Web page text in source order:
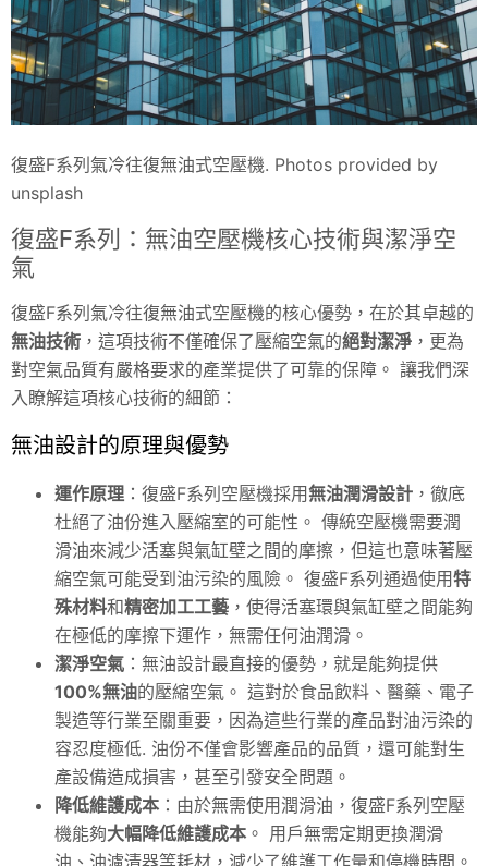
復盛F系列氣冷往復無油式空壓機. Photos provided by
unsplash
復盛F系列：無油空壓機核心技術與潔淨空
氣
復盛F系列氣冷往復無油式空壓機的核心優勢，在於其卓越的
無油技術 ，這項技術不僅確保了壓縮空氣的絕對潔淨 ，更為
對空氣品質有嚴格要求的產業提供了可靠的保障。 讓我們深
入瞭解這項核心技術的細節：
無油設計的原理與優勢
運作原理 ：復盛F系列空壓機採用無油潤滑設計 ，徹底
杜絕了油份進入壓縮室的可能性。 傳統空壓機需要潤
滑油來減少活塞與氣缸壁之間的摩擦，但這也意味著壓
縮空氣可能受到油污染的風險。 復盛F系列通過使用特
殊材料和精密加工工藝 ，使得活塞環與氣缸壁之間能夠
在極低的摩擦下運作，無需任何油潤滑。
潔淨空氣 ：無油設計最直接的優勢，就是能夠提供
100%無油的壓縮空氣。 這對於食品飲料、醫藥、電子
製造等行業至關重要，因為這些行業的產品對油污染的
容忍度極低. 油份不僅會影響產品的品質，還可能對生
產設備造成損害，甚至引發安全問題。
降低維護成本 ：由於無需使用潤滑油，復盛F系列空壓
機能夠大幅降低維護成本 。 用戶無需定期更換潤滑